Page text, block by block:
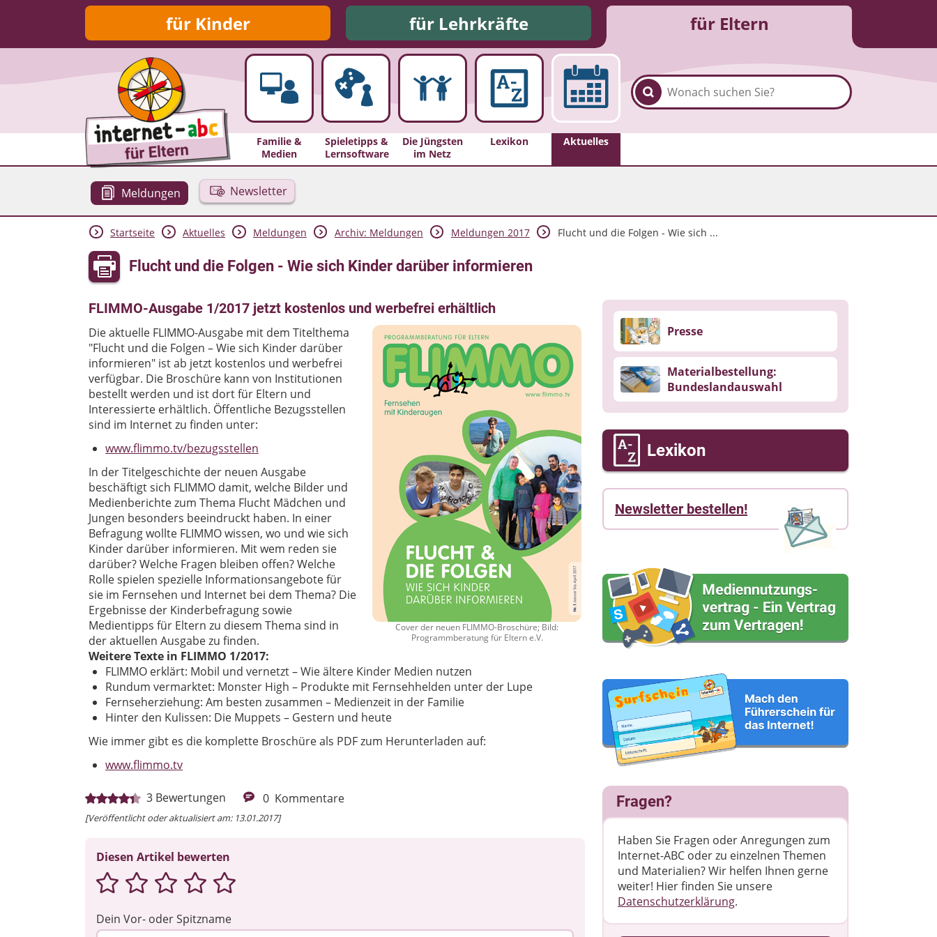
für Kinder für Lehrkräfte für Eltern
Familie &
Medien
Spieletipps &
Lernsoftware
Die Jüngsten
im Netz
Lexikon Aktuelles
Meldungen Newsletter
Startseite Aktuelles Meldungen Archiv: Meldungen Meldungen 2017 Flucht und die Folgen - Wie sich ...
Flucht und die Folgen - Wie sich Kinder darüber informieren
FLIMMO-Ausgabe 1/2017 jetzt kostenlos und werbefrei erhältlich
Cover der neuen FLIMMO-Broschüre; Bild:
Programmberatung für Eltern e.V.
Die aktuelle FLIMMO-Ausgabe mit dem Titelthema
"Flucht und die Folgen – Wie sich Kinder darüber
informieren" ist ab jetzt kostenlos und werbefrei
verfügbar. Die Broschüre kann von Institutionen
bestellt werden und ist dort für Eltern und
Interessierte erhältlich. Öffentliche Bezugsstellen
sind im Internet zu finden unter:
www.flimmo.tv/bezugsstellen
In der Titelgeschichte der neuen Ausgabe
beschäftigt sich FLIMMO damit, welche Bilder und
Medienberichte zum Thema Flucht Mädchen und
Jungen besonders beeindruckt haben. In einer
Befragung wollte FLIMMO wissen, wo und wie sich
Kinder darüber informieren. Mit wem reden sie
darüber? Welche Fragen bleiben offen? Welche
Rolle spielen spezielle Informationsangebote für
sie im Fernsehen und Internet bei dem Thema? Die
Ergebnisse der Kinderbefragung sowie
Medientipps für Eltern zu diesem Thema sind in
der aktuellen Ausgabe zu finden.
Weitere Texte in FLIMMO 1/2017:
FLIMMO erklärt: Mobil und vernetzt – Wie ältere Kinder Medien nutzen
Rundum vermarktet: Monster High – Produkte mit Fernsehhelden unter der Lupe
Fernseherziehung: Am besten zusammen – Medienzeit in der Familie
Hinter den Kulissen: Die Muppets – Gestern und heute
Wie immer gibt es die komplette Broschüre als PDF zum Herunterladen auf:
www.flimmo.tv
3 Bewertungen 0 Kommentare
[Veröffentlicht oder aktualisiert am: 13.01.2017]
Diesen Artikel bewerten
Dein Vor- oder Spitzname
Presse
Materialbestellung:
Bundeslandauswahl
Lexikon
Newsletter bestellen!
Fragen?
Haben Sie Fragen oder Anregungen zum
Internet-ABC oder zu einzelnen Themen
und Materialien? Wir helfen Ihnen gerne
weiter! ​Hier finden Sie unsere
Datenschutzerklärung.